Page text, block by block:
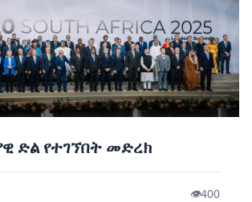
ድል የተገኘበት መድረክ
👁️400